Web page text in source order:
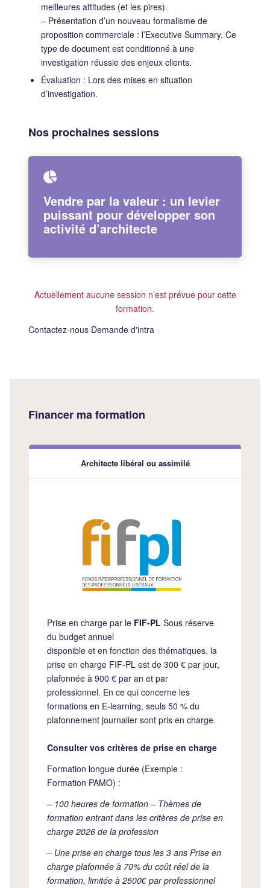
meilleures attitudes (et les pires).
– Présentation d’un nouveau formalisme de
proposition commerciale : l’Executive Summary. Ce
type de document est conditionné à une
investigation réussie des enjeux clients.
Évaluation : Lors des mises en situation
d’investigation.
Nos prochaines sessions
Vendre par la valeur : un levier
puissant pour développer son
activité d’architecte
Actuellement aucune session n’est prévue pour cette
formation.
Contactez-nous Demande d'intra
Financer ma formation
Architecte libéral ou assimilé
Prise en charge par le FIF-PL Sous réserve
du budget annuel
disponible et en fonction des thématiques, la
prise en charge FIF-PL est de 300 € par jour,
plafonnée à 900 € par an et par
professionnel. En ce qui concerne les
formations en E-learning, seuls 50 % du
plafonnement journalier sont pris en charge.
Consulter vos critères de prise en charge
Formation longue durée (Exemple :
Formation PAMO) :
– 100 heures de formation – Thèmes de
formation entrant dans les critères de prise en
charge 2026 de la profession
– Une prise en charge tous les 3 ans Prise en
charge plafonnée à 70% du coût réel de la
formation, limitée à 2500€ par professionnel